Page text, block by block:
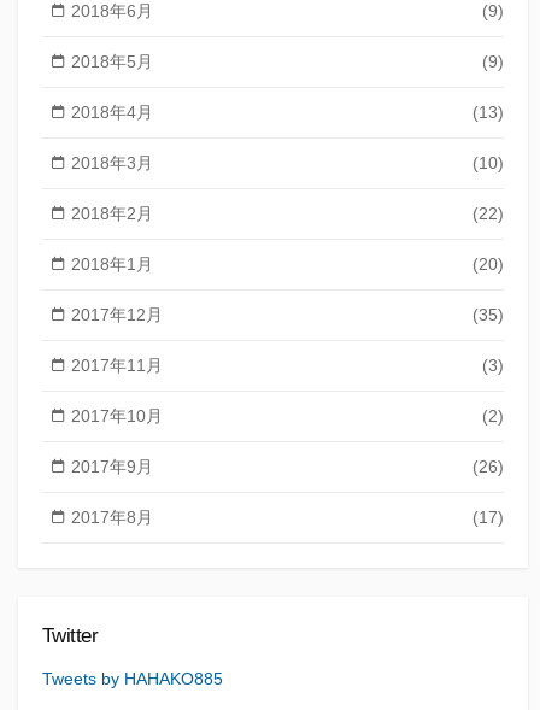
2018年6月 (9)
2018年5月 (9)
2018年4月 (13)
2018年3月 (10)
2018年2月 (22)
2018年1月 (20)
2017年12月 (35)
2017年11月 (3)
2017年10月 (2)
2017年9月 (26)
2017年8月 (17)
Twitter
Tweets by HAHAKO885